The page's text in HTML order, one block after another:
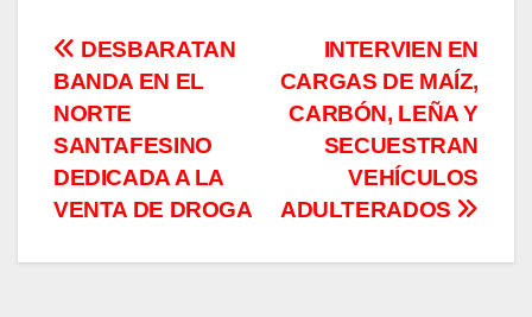
Navegación
de
entradas
INTERVIEN EN
CARGAS DE MAÍZ,
CARBÓN, LEÑA Y
SECUESTRAN
VEHÍCULOS
ADULTERADOS
DESBARATAN
BANDA EN EL
NORTE
SANTAFESINO
DEDICADA A LA
VENTA DE DROGA